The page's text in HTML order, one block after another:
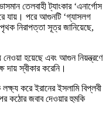
তেলবাহী ট্যাংকার ‘এনার্গোস
যায়। পরে আগুনটি ‘গ্যাসলগ
নিরাপত্তা সূত্র জানিয়েছে,
নেওয়া হয়েছে এবং আগুন নিয়ন্ত্রণে
স্বীকার করেনি।
লক্ষ্য করে ইরানের ইসলামি বিপ্লবী
পর কঠোর জবাব দেওয়ার হুমকি